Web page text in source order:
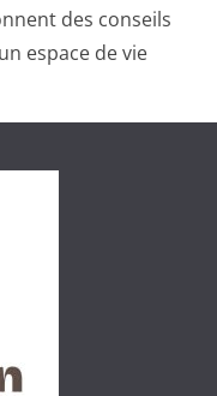
des conseils
espace de vie